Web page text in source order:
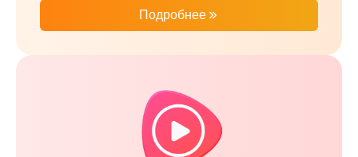
Подробнее